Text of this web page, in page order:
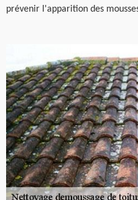
prévenir l'apparition des